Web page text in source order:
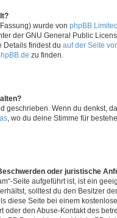
wurde von phpBB
der GNU General Public
Details findest du auf der Seite
zu finden.
geschrieben. Wenn du denkst,
, wo du deine Stimme für
oder juristische
Seite aufgeführt ist, ist ein
solltest du den Besitzer
diese Seite bei einem
oder den Abuse-Kontakt des